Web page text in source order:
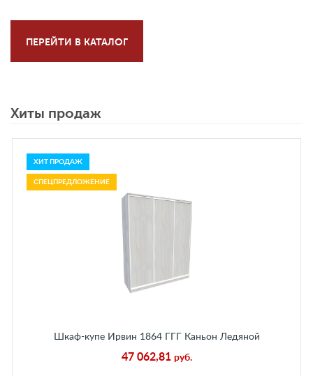
ПЕРЕЙТИ В КАТАЛОГ
Хиты продаж
ХИТ ПРОДАЖ
СПЕЦПРЕДЛОЖЕНИЕ
Шкаф-купе Ирвин 1864 ГГГ Каньон Ледяной
47 062,81 руб.